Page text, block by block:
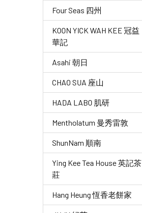
Four Seas 四州
KOON YICK WAH KEE 冠益
華記
Asahi 朝日
CHAO SUA 座山
HADA LABO 肌研
Mentholatum 曼秀雷敦
ShunNam 順南
Ying Kee Tea House 英記茶
莊
Hang Heung 恆香老餅家